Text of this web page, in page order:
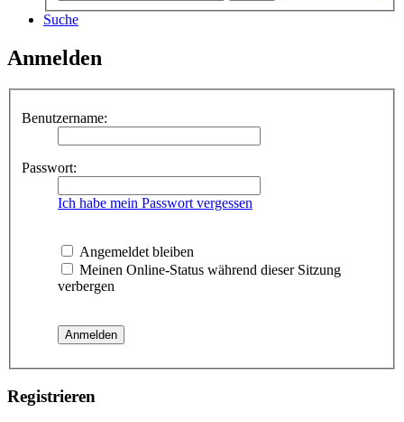
Suche
Anmelden
Benutzername:
Passwort:
Ich habe mein Passwort vergessen
Angemeldet bleiben
Meinen Online-Status während dieser Sitzung
verbergen
Registrieren